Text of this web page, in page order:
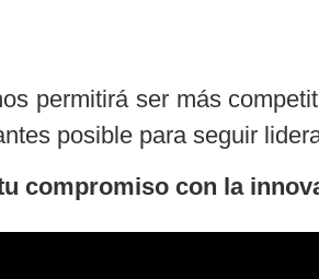
permitirá ser más
posible para seguir
compromiso con la